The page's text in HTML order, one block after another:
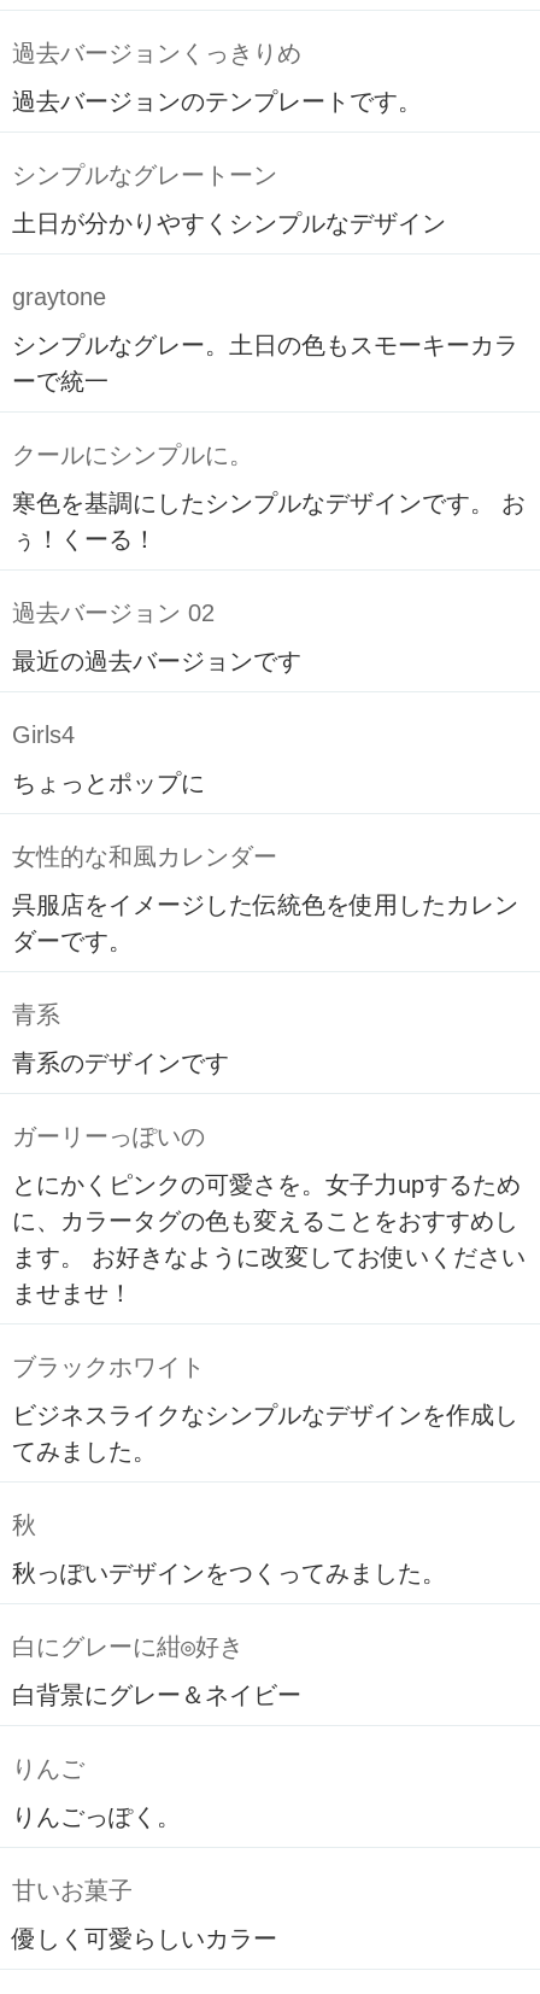
過去バージョンくっきりめ
過去バージョンのテンプレートです。
シンプルなグレートーン
土日が分かりやすくシンプルなデザイン
graytone
シンプルなグレー。土日の色もスモーキーカラ
ーで統一
クールにシンプルに。
寒色を基調にしたシンプルなデザインです。 お
ぅ！くーる！
過去バージョン 02
最近の過去バージョンです
Girls4
ちょっとポップに
女性的な和風カレンダー
呉服店をイメージした伝統色を使用したカレン
ダーです。
青系
青系のデザインです
ガーリーっぽいの
とにかくピンクの可愛さを。女子力upするため
に、カラータグの色も変えることをおすすめし
ます。 お好きなように改変してお使いください
ませませ！
ブラックホワイト
ビジネスライクなシンプルなデザインを作成し
てみました。
秋
秋っぽいデザインをつくってみました。
白にグレーに紺◎好き
白背景にグレー＆ネイビー
りんご
りんごっぽく。
甘いお菓子
優しく可愛らしいカラー